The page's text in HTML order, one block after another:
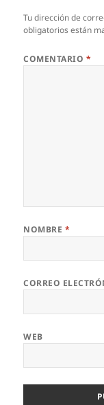
Tu dirección de
obligatorios están
COMENTARIO *
NOMBRE *
CORREO
WEB